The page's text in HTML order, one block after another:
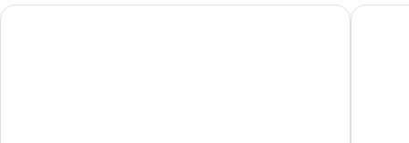
akadálymentesített
ibis Wien Messe ibis